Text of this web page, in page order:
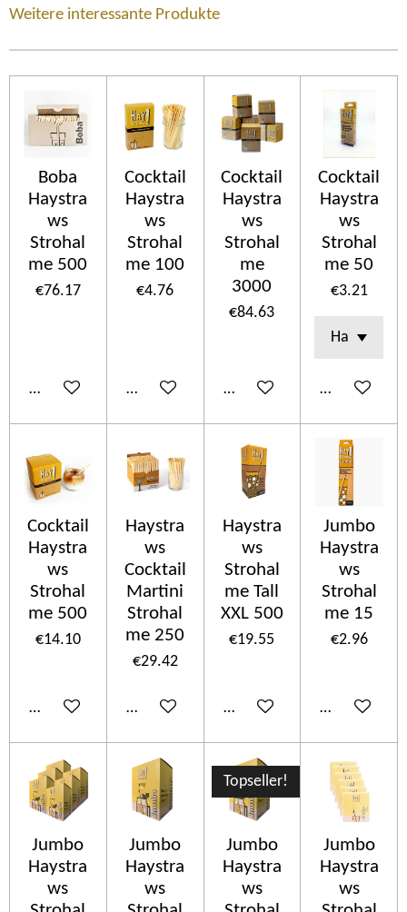
Weitere interessante Produkte
Boba
Haystra
ws
Strohal
me 500
€76.17
Add to cart
Cocktail
Haystra
ws
Strohal
me 100
€4.76
Add to cart
Cocktail
Haystra
ws
Strohal
me
3000
€84.63
Add to cart
Cocktail
Haystra
ws
Strohal
me 50
€3.21
Add to cart
Cocktail
Haystra
ws
Strohal
me 500
€14.10
Add to cart
Haystra
ws
Cocktail
Martini
Strohal
me 250
€29.42
Add to cart
Haystra
ws
Strohal
me Tall
XXL 500
€19.55
Add to cart
Jumbo
Haystra
ws
Strohal
me 15
€2.96
Add to cart
Jumbo
Haystra
ws
Jumbo
Haystra
ws
Topseller!
Jumbo
Haystra
ws
Jumbo
Haystra
ws